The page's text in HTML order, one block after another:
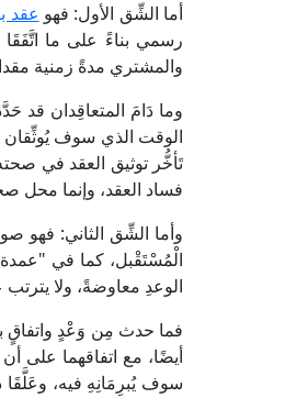
أما الشِّق الأول: فهو عقد
رسمي بناءً على ما اتَّفَقَا
والمشتري مدةً زمنية
وما دَامَ المتعاقِدان قد
الوقت الذي سوف يُوثِّقان
تَأخُّر توثيق العقد في
فساد العقد، وإنما محل
وأما الشِّق الثاني: فهو
الوعدِ معاوضةً، ولا
فما حدث مِن وَعْدٍ واتفاقٍ
أيضًا، مع اتفاقهما على
سوف يُبرِمَانِهِ فيه، وعَلَّقَا